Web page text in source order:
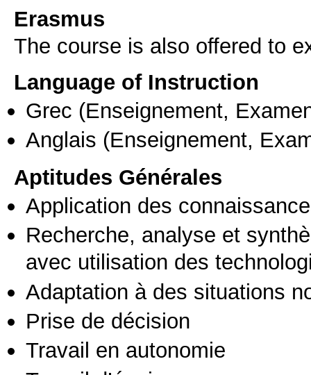
Erasmus
The course is also offered to
Language of Instruction
Grec (Enseignement,
Anglais (Enseignement,
Aptitudes Générales
Application des
Recherche, analyse et
avec utilisation des
Adaptation à des situations
Prise de décision
Travail en autonomie